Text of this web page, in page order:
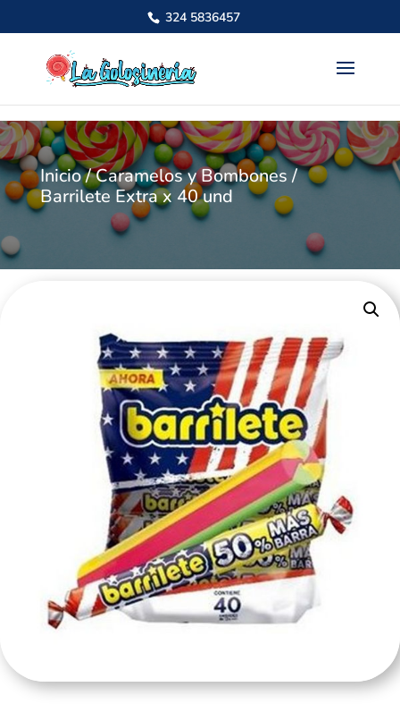
324 5836457
Inicio/Caramelos y Bombones/
Barrilete Extra x 40 und